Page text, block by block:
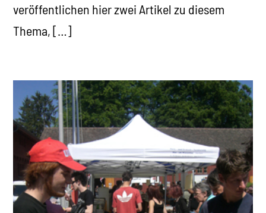
veröffentlichen hier zwei Artikel zu diesem
Thema, […]